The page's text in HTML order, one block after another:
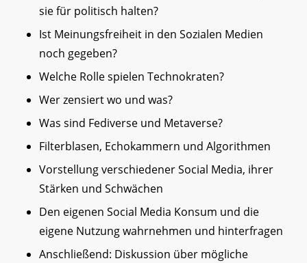
sie für politisch halten?
Ist Meinungsfreiheit in den Sozialen Medien
noch gegeben?
Welche Rolle spielen Technokraten?
Wer zensiert wo und was?
Was sind Fediverse und Metaverse?
Filterblasen, Echokammern und Algorithmen
Vorstellung verschiedener Social Media, ihrer
Stärken und Schwächen
Den eigenen Social Media Konsum und die
eigene Nutzung wahrnehmen und hinterfragen
Anschließend: Diskussion über mögliche